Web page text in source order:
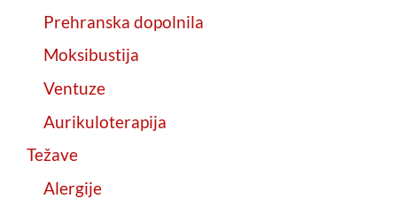
Prehranska dopolnila
Moksibustija
Ventuze
Aurikuloterapija
Težave
Alergije